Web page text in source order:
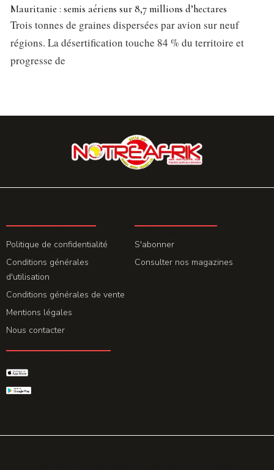
Mauritanie : semis aériens sur 8,7 millions d’hectares
Trois tonnes de graines dispersées par avion sur neuf
régions. La désertification touche 84 % du territoire et
progresse de
Politique de confidentialité
Conditions générales
d'utilisation
Conditions générales de vente
Mentions légales
Nous contacter
S'abonner
Consulter nos magazines